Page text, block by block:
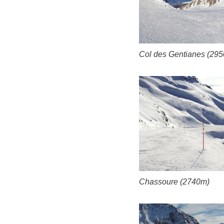
Col des Gentianes
Chassoure (2740m)